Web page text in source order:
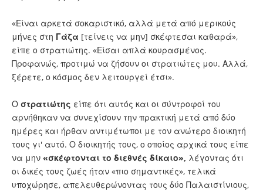
«Είναι αρκετά σοκαριστικό, αλλά μετά από μερικούς
μήνες στη Γάζα [τείνεις να μην] σκέφτεσαι καθαρά»,
είπε ο στρατιώτης. «Είσαι απλά κουρασμένος.
Προφανώς, προτιμώ να ζήσουν οι στρατιώτες μου. Αλλά,
ξέρετε, ο κόσμος δεν λειτουργεί έτσι».
Ο στρατιώτης είπε ότι αυτός και οι σύντροφοί του
αρνήθηκαν να συνεχίσουν την πρακτική μετά από δύο
ημέρες και ήρθαν αντιμέτωποι με τον ανώτερο διοικητή
τους γι' αυτό. Ο διοικητής τους, ο οποίος αρχικά τους είπε
να μην «σκέφτονται το διεθνές δίκαιο», λέγοντας ότι
οι δικές τους ζωές ήταν «πιο σημαντικές», τελικά
υποχώρησε, απελευθερώνοντας τους δύο Παλαιστίνιους,